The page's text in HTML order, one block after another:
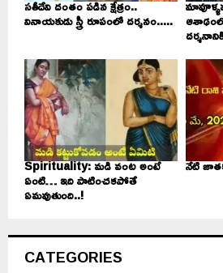
సతీదేవి దంతం పడిన క్షేత్రం..
వినాయకుడు స్త్రీ రూపంలో దర్శనం.....
Spirituality: మడి వంట అంటే
ఏంటి… ఇది పాటించకపోతే
ఏమవుతుంది..!
నేటి
CATEGORIES